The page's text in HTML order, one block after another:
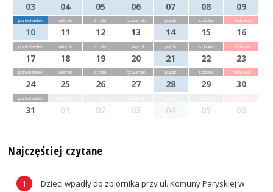
03 04 05 06 07 08 09
poniedziałek
10
wtorek
11
środa
12
czwartek
13
piątek
14
sobota
15
niedziela
16
poniedziałek
17
wtorek
18
środa
19
czwartek
20
piątek
21
sobota
22
niedziela
23
poniedziałek
24
wtorek
25
środa
26
czwartek
27
piątek
28
sobota
29
niedziela
30
poniedziałek
31 01 02 03 04 05 06
Najczęściej czytane
Dzieci wpadły do zbiornika przy ul. Komuny Paryskiej w